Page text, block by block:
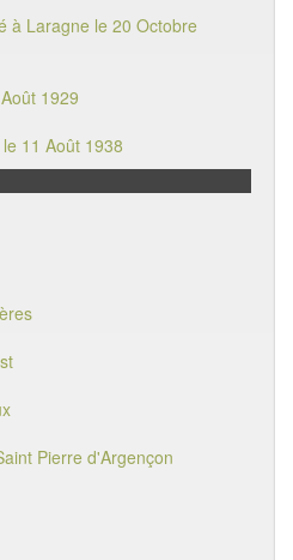
à Laragne le 20 Octobre
1929
11 Août 1938
Pierre d'Argençon